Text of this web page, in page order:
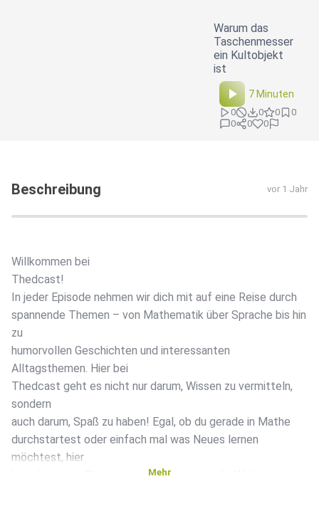
Warum das
Taschenmesser
ein Kultobjekt
ist
7 Minuten
0 0 0
0
0
0 0
Beschreibung vor 1 Jahr
Willkommen bei
Thedcast!
In jeder Episode nehmen wir dich mit auf eine Reise durch
spannende Themen – von Mathematik über Sprache bis hin
zu
humorvollen Geschichten und interessanten
Alltagsthemen. Hier bei
Thedcast geht es nicht nur darum, Wissen zu vermitteln,
sondern
auch darum, Spaß zu haben! Egal, ob du gerade in Mathe
durchstartest oder einfach mal was Neues lernen
möchtest, hier
bist du richtig. Bleib dran und tauch ein in die Welt von
Mehr